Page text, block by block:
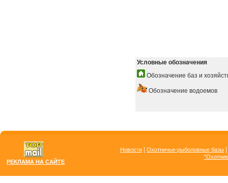
Условные обозначения
Обозначение баз и
Обозначение водоемов
РЕКЛАМА НА САЙТЕ
Новости Охотничье-рыболовные базы